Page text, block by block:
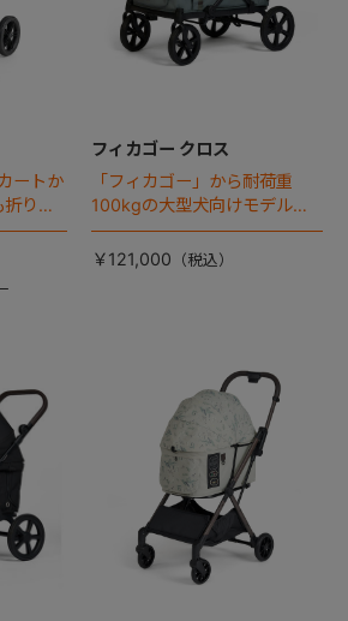
ートか
りた
フィカゴー クロス
「フィカゴー」から耐荷重
100kgの大型犬向けモデルが
登場。
￥121,000